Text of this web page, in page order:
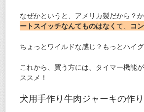
なぜかというと、アメリカ製だから？
ートスイッチなんてものはなく て、 コ
ちょっとワイルドな感じ？もっとハイ
これから、買う方には、タイマー機能
ススメ！
犬用手作り牛肉ジャーキの作